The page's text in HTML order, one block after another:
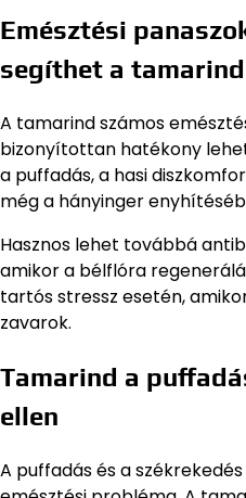
Emésztési
segíthet a tamarind
A tamarind számos
bizonyítottan hatékony
a puffadás, a hasi
még a hányinger
Hasznos lehet továbbá
amikor a bélflóra
tartós stressz esetén,
zavarok.
Tamarind a
ellen
A puffadás és a